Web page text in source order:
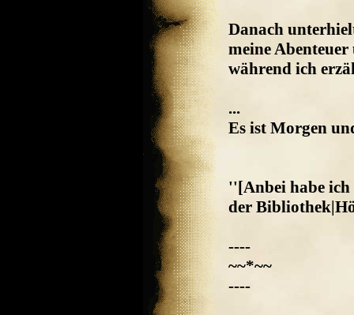
Danach
meine Abenteuer
während ich
...
Es ist Morgen
''[Anbei habe ich
der
----
~~*~~
----